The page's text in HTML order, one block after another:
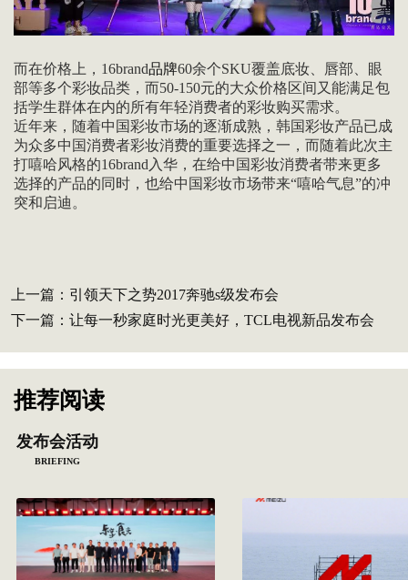
而在价格上，16brand品牌60余个SKU覆盖底妆、唇部、眼
部等多个彩妆品类，而50-150元的大众价格区间又能满足包
括学生群体在内的所有年轻消费者的彩妆购买需求。
近年来，随着中国彩妆市场的逐渐成熟，韩国彩妆产品已成
为众多中国消费者彩妆消费的重要选择之一，而随着此次主
打嘻哈风格的16brand入华，在给中国彩妆消费者带来更多
选择的产品的同时，也给中国彩妆市场带来“嘻哈气息”的冲
突和启迪。
上一篇： 引领天下之势2017奔驰s级发布会
下一篇： 让每一秒家庭时光更美好，TCL电视新品发布会
推荐阅读
发布会活动
BRIEFING